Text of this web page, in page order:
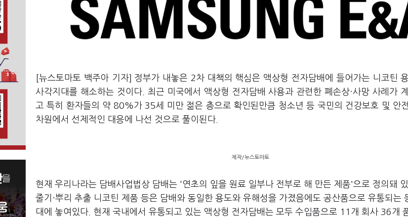
[뉴스토마토 백주아 기자] 정부가 내놓은 2차 대책의 핵심은 액상형 전자담배에 들어가는 니코틴
사각지대를 해소하는 것이다. 최근 미국에서 액상형 전자담배 사용과 관련한 폐손상·사망 사례가
고 특히 환자들의 약 80%가 35세 미만 젊은 층으로 확인된만큼 청소년 등 국민의 건강보호 및 안
차원에서 선제적인 대응에 나선 것으로 풀이된다.
제작/뉴스토마토
현재 우리나라는 담배사업법상 담배는 '연초의 잎을 원료 일부나 전부로 해 만든 제품'으로 정의돼
줄기·뿌리 추출 니코틴 제품 등은 담배와 동일한 용도와 유해성을 가졌음에도 공산품으로 유통되는
대에 놓여있다. 현재 국내에서 유통되고 있는 액상형 전자담배는 모두 수입품으로 11개 회사 36개